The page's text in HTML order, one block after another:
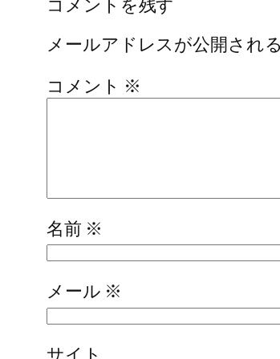
メールアドレスが公開され
コメント ※
名前 ※
メール ※
サイト